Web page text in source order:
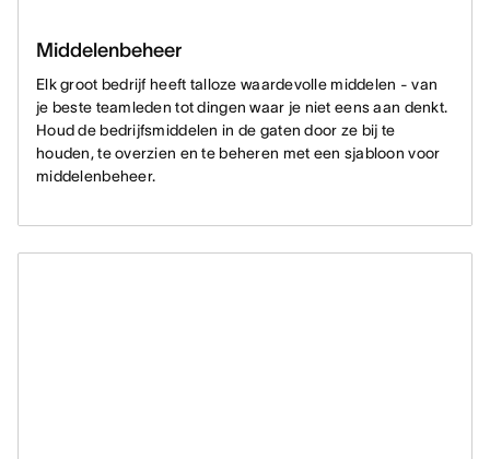
Middelenbeheer
Elk groot bedrijf heeft talloze waardevolle middelen - van
je beste teamleden tot dingen waar je niet eens aan denkt.
Houd de bedrijfsmiddelen in de gaten door ze bij te
houden, te overzien en te beheren met een sjabloon voor
middelenbeheer.